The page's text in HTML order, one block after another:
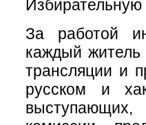
За работой
каждый
трансляции и
русском и
выступающих,